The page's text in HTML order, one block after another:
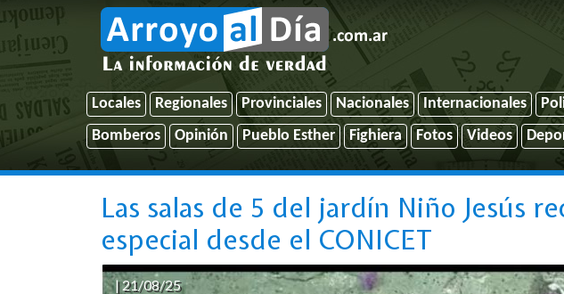
Locales Regionales Provinciales Nacionales Internacionales
Bomberos
Opinión Pueblo Esther Fighiera Fotos Videos
Las salas de 5 del jardín Niño Jesús
especial desde el CONICET
| 21/08/25